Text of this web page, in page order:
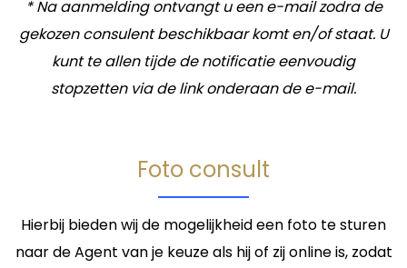
* Na aanmelding ontvangt u een e-mail zodra de
gekozen consulent beschikbaar komt en/of staat. U
kunt te allen tijde de notificatie eenvoudig
stopzetten via de link onderaan de e-mail.
Foto consult
Hierbij bieden wij de mogelijkheid een foto te sturen
naar de Agent van je keuze als hij of zij online is, zodat